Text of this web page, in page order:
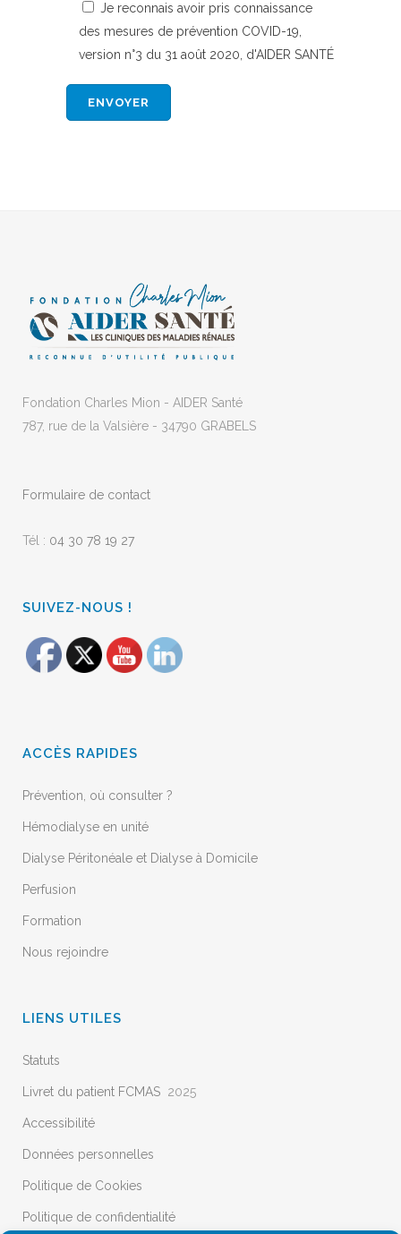
Je reconnais avoir pris connaissance
des mesures de prévention COVID-19,
version n°3 du 31 août 2020, d'AIDER SANTÉ
Fondation Charles Mion - AIDER Santé
787, rue de la Valsière - 34790 GRABELS
Formulaire de contact
Tél : 04 30 78 19 27
SUIVEZ-NOUS !
ACCÈS RAPIDES
Prévention, où consulter ?
Hémodialyse en unité
Dialyse Péritonéale et Dialyse à Domicile
Perfusion
Formation
Nous rejoindre
LIENS UTILES
Statuts
Livret du patient FCMAS 2025
Accessibilité
Données personnelles
Politique de Cookies
Politique de confidentialité